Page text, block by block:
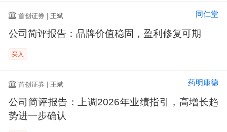
首创证券 | 王斌 同仁堂
公司简评报告：品牌价值稳固，盈利修复可期
买入
首创证券 | 王斌 药明康德
公司简评报告：上调2026年业绩指引，高增长趋
势进一步确认